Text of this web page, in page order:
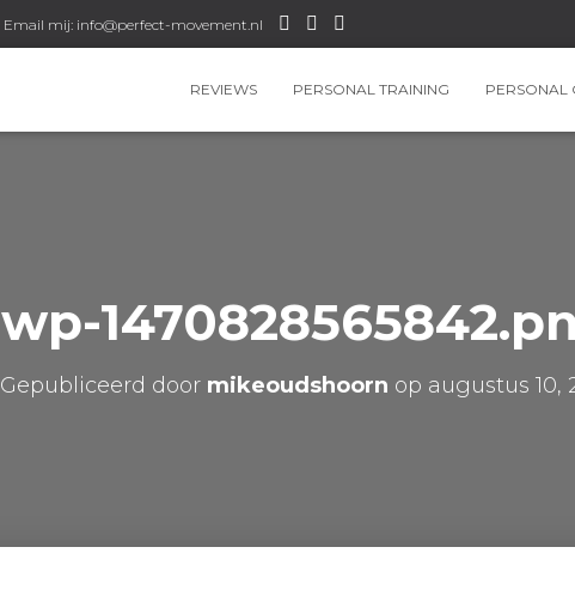
Email mij: info@perfect-movement.nl
REVIEWS PERSONAL TRAINING PERSONAL
wp-
Gepubliceerd door mikeoudshoorn op augustus 10,